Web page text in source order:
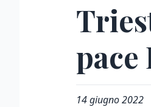
pace
14 giugno 2022